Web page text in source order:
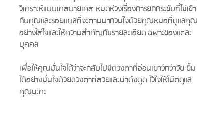
วิเคราะห์แบบเคสบายเคส หมดห่วงเรื่องการยกกระชับที่ไม่เข้า
กับคุณและรอยแผลที่จะตามมากวนใจด้วยคุณหมอที่ดูแลคุณ
อย่างใส่ใจและให้ความสำคัญกับรายละเอียดเฉพาะของแต่ละ
บุคคล
เพื่อให้คุณมั่นใจได้ว่าจะกลับไปมีดวงตาที่อ่อนเยาว์กว่าวัย ยิ้ม
ได้อย่างมั่นใจด้วยดวงตาที่สวยและน่าดึงดูด ไว้ใจให้โน๊ตดูแล
คุณนะคะ